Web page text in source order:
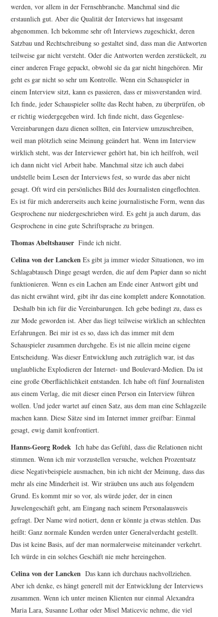
werden, vor allem in der Fernsehbranche. Manchmal sind die
erstaunlich gut. Aber die Qualität der Interviews hat insgesamt
abgenommen. Ich bekomme sehr oft Interviews zugeschickt, deren
Satzbau und Rechtschreibung so gestaltet sind, dass man die Antworten
teilweise gar nicht versteht. Oder die Antworten werden zerstückelt, zu
einer anderen Frage gepackt, obwohl sie da gar nicht hingehören. Mir
geht es gar nicht so sehr um Kontrolle. Wenn ein Schauspieler in
einem Interview sitzt, kann es passieren, dass er missverstanden wird.
Ich finde, jeder Schauspieler sollte das Recht haben, zu überprüfen, ob
er richtig wiedergegeben wird. Ich finde nicht, dass Gegenlese-
Vereinbarungen dazu dienen sollten, ein Interview umzuschreiben,
weil man plötzlich seine Meinung geändert hat. Wenn im Interview
wirklich steht, was der Interviewer gehört hat, bin ich heilfroh, weil
ich dann nicht viel Arbeit habe. Manchmal sitze ich auch dabei
undstelle beim Lesen der Interviews fest, so wurde das aber nicht
gesagt. Oft wird ein persönliches Bild des Journalisten eingeflochten.
Es ist für mich andererseits auch keine journalistische Form, wenn das
Gesprochene nur niedergeschrieben wird. Es geht ja auch darum, das
Gesprochene in eine gute Schriftsprache zu bringen.
Thomas Abeltshauser Finde ich nicht.
Celina von der Lancken Es gibt ja immer wieder Situationen, wo im
Schlagabtausch Dinge gesagt werden, die auf dem Papier dann so nicht
funktionieren. Wenn es ein Lachen am Ende einer Antwort gibt und
das nicht erwähnt wird, gibt ihr das eine komplett andere Konnotation.
Deshalb bin ich für die Vereinbarungen. Ich gebe bedingt zu, dass es
zur Mode geworden ist. Aber das liegt teilweise wirklich an schlechten
Erfahrungen. Bei mir ist es so, dass ich das immer mit dem
Schauspieler zusammen durchgehe. Es ist nie allein meine eigene
Entscheidung. Was dieser Entwicklung auch zuträglich war, ist das
unglaubliche Explodieren der Internet- und Boulevard-Medien. Da ist
eine große Oberflächlichkeit entstanden. Ich habe oft fünf Journalisten
aus einem Verlag, die mit dieser einen Person ein Interview führen
wollen. Und jeder wartet auf einen Satz, aus dem man eine Schlagzeile
machen kann. Diese Sätze sind im Internet immer greifbar: Einmal
gesagt, ewig damit konfrontiert.
Hanns-Georg Rodek Ich habe das Gefühl, dass die Relationen nicht
stimmen. Wenn ich mir vorzustellen versuche, welchen Prozentsatz
diese Negativbeispiele ausmachen, bin ich nicht der Meinung, dass das
mehr als eine Minderheit ist. Wir sträuben uns auch aus folgendem
Grund. Es kommt mir so vor, als würde jeder, der in einen
Juwelengeschäft geht, am Eingang nach seinem Personalausweis
gefragt. Der Name wird notiert, denn er könnte ja etwas stehlen. Das
heißt: Ganz normale Kunden werden unter Generalverdacht gestellt.
Das ist keine Basis, auf der man normalerweise miteinander verkehrt.
Ich würde in ein solches Geschäft nie mehr hereingehen.
Celina von der Lancken Das kann ich durchaus nachvollziehen.
Aber ich denke, es hängt generell mit der Entwicklung der Interviews
zusammen. Wenn ich unter meinen Klienten nur einmal Alexandra
Maria Lara, Susanne Lothar oder Misel Maticevic nehme, die viel